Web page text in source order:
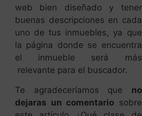
el inmueble será más
relevante para el buscador.
Te agradeceríamos queno
dejaras un comentariosobre
este artículo ¿Qué clase de
publicidad inmobiliaria haces
en Google? ¿Es muy cara para
ti? Tu opinión nos interesa.
Gracias.